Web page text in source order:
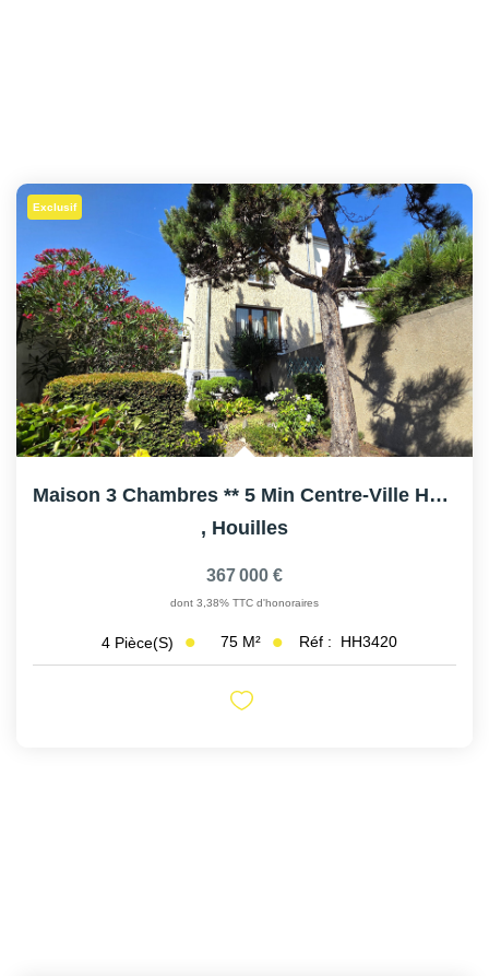
Exclusif
Maison 3 Chambres ** 5 Min Centre-Ville HOUILLES
, Houilles
367 000 €
dont 3,38% TTC d'honoraires
4 Pièce(s) 75 M² Réf : HH3420